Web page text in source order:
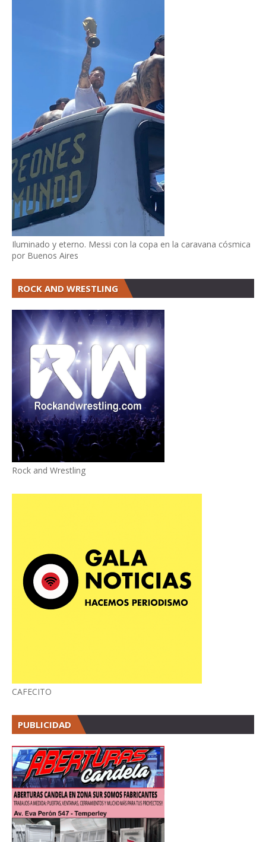
Iluminado y eterno. Messi con la copa en la caravana cósmica
por Buenos Aires
ROCK AND WRESTLING
Rock and Wrestling
CAFECITO
PUBLICIDAD